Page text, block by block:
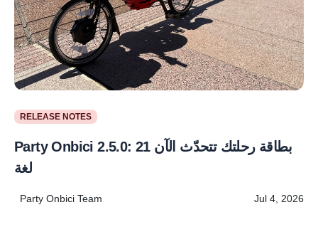
RELEASE NOTES
لغة
Party Onbici Team Jul 4, 2026